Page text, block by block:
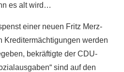
es alt wird…
einer neuen Fritz Merz-
Kreditermächtigungen werden
bekräftigte der CDU-
sind auf den